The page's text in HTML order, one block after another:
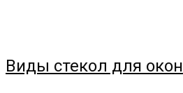
Виды стекол для окон